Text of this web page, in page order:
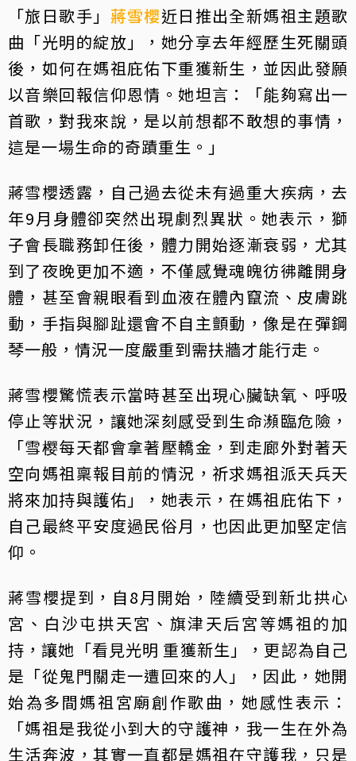
「旅日歌手」 蔣雪櫻近日推出全新媽祖主題歌
曲「光明的綻放」，她分享去年經歷生死關頭
後，如何在媽祖庇佑下重獲新生，並因此發願
以音樂回報信仰恩情。她坦言：「能夠寫出一
首歌，對我來說，是以前想都不敢想的事情，
這是一場生命的奇蹟重生。」
蔣雪櫻透露，自己過去從未有過重大疾病，去
年9月身體卻突然出現劇烈異狀。她表示，獅
子會長職務卸任後，體力開始逐漸衰弱，尤其
到了夜晚更加不適，不僅感覺魂魄彷彿離開身
體，甚至會親眼看到血液在體內竄流、皮膚跳
動，手指與腳趾還會不自主顫動，像是在彈鋼
琴一般，情況一度嚴重到需扶牆才能行走。
蔣雪櫻驚慌表示當時甚至出現心臟缺氧、呼吸
停止等狀況，讓她深刻感受到生命瀕臨危險，
「雪樱每天都會拿著壓轎金，到走廊外對著天
空向媽祖稟報目前的情況，祈求媽祖派天兵天
將來加持與護佑」，她表示，在媽祖庇佑下，
自己最終平安度過民俗月，也因此更加堅定信
仰。
蔣雪櫻提到，自8月開始，陸續受到新北拱心
宮、白沙屯拱天宮、旗津天后宮等媽祖的加
持，讓她「看見光明 重獲新生」，更認為自己
是「從鬼門關走一遭回來的人」，因此，她開
始為多間媽祖宮廟創作歌曲，她感性表示：
「媽祖是我從小到大的守護神，我一生在外為
生活奔波，其實一直都是媽祖在守護我，只是